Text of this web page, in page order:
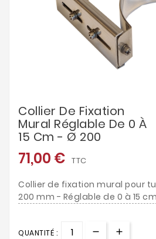
Collier De Fixation
Mural Réglable De 0 À
15 Cm - Ø 200
71,00 € TTC
Collier de fixation mural pour
200 mm - Réglable de 0 à 15
QUANTITÉ :